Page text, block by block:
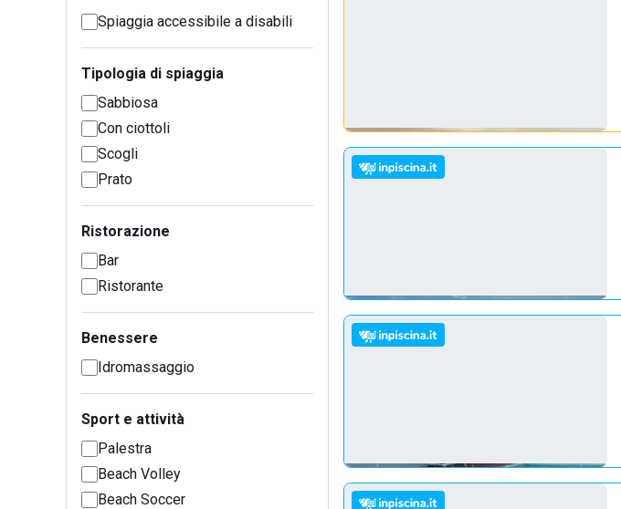
Spiaggia accessibile a disabili
Tipologia di spiaggia
Sabbiosa
Con ciottoli
Scogli
Prato
Ristorazione
Bar
Ristorante
Benessere
Idromassaggio
Sport e attività
Palestra
Beach Volley
Beach Soccer